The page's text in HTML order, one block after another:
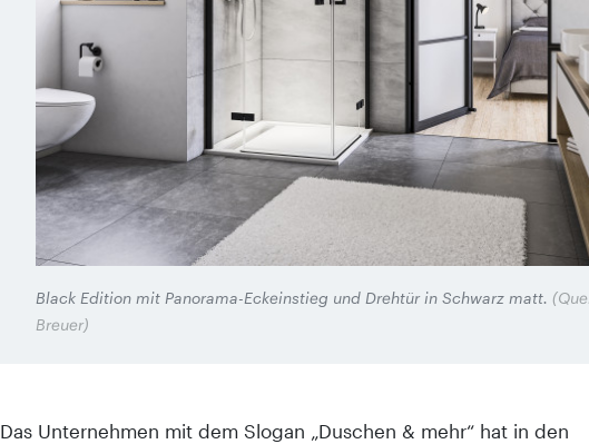
Black Edition mit Panorama-Eckeinstieg und Drehtür in Schwarz matt.
Breuer)
Das Unternehmen mit dem Slogan „Duschen & mehr“ hat in den